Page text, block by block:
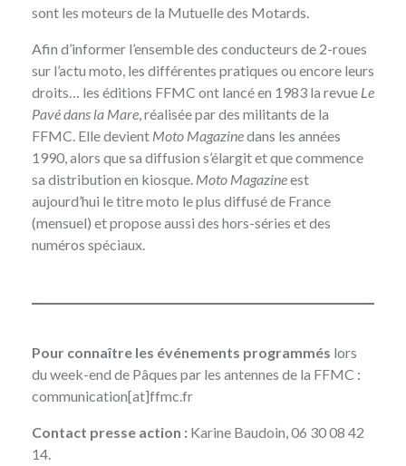
sont les moteurs de la Mutuelle des Motards.
Afin d’informer l’ensemble des conducteurs de 2-roues
sur l’actu moto, les différentes pratiques ou encore leurs
droits… les éditions FFMC ont lancé en 1983 la revue Le
Pavé dans la Mare , réalisée par des militants de la
FFMC. Elle devient Moto Magazinedans les années
1990, alors que sa diffusion s’élargit et que commence
sa distribution en kiosque. Moto Magazineest
aujourd’hui le titre moto le plus diffusé de France
(mensuel) et propose aussi des hors-séries et des
numéros spéciaux.
Pour connaître les événements programmés lors
du week-end de Pâques par les antennes de la FFMC :
communication[at]ffmc.fr
Contact presse action : Karine Baudoin, 06 30 08 42
14.